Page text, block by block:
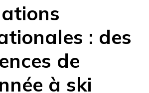
: des
de
à ski